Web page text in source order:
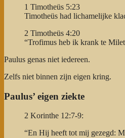
1 Timotheüs 5:23
Timotheüs had lichamelijke
2 Timotheüs 4:20
“Trofimus heb ik krank te
Paulus genas niet iedereen.
Zelfs niet binnen zijn eigen kring.
Paulus’ eigen ziekte
2 Korinthe 12:7-9:
“En Hij heeft tot mij gezegd: